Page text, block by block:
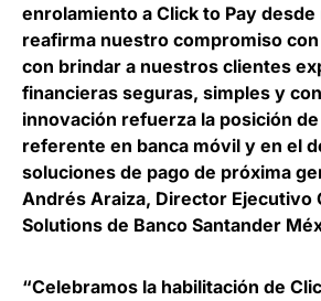
enrolamiento a Click to Pay
reafirma nuestro compromiso
con brindar a nuestros clientes
financieras seguras, simples y
innovación refuerza la posición
referente en banca móvil y en el
soluciones de pago de próxima
Andrés Araiza, Director Ejecutivo
Solutions de Banco Santander
“Celebramos la habilitación de